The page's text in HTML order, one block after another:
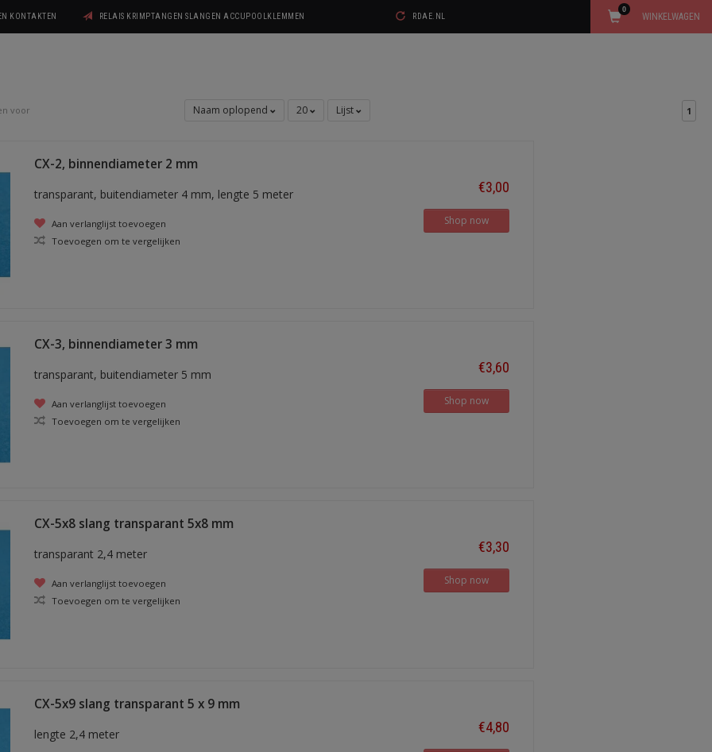
KONTAKTEN RELAIS KRIMPTANGEN SLANGEN ACCUPOOLKLEMMEN RDAE.NL WINKELWAGEN
0
voor Naam oplopend 20 Lijst 1
CX-2, binnendiameter 2 mm
transparant, buitendiameter 4 mm, lengte 5 meter
Aan verlanglijst toevoegen
Toevoegen om te vergelijken
€3,00
Shop now
CX-3, binnendiameter 3 mm
transparant, buitendiameter 5 mm
Aan verlanglijst toevoegen
Toevoegen om te vergelijken
€3,60
Shop now
CX-5x8 slang transparant 5x8 mm
transparant 2,4 meter
Aan verlanglijst toevoegen
Toevoegen om te vergelijken
€3,30
Shop now
CX-5x9 slang transparant 5 x 9 mm
lengte 2,4 meter €4,80